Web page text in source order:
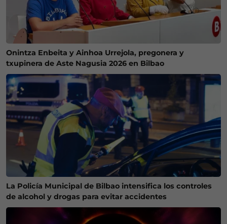
Onintza Enbeita y Ainhoa Urrejola, pregonera y
txupinera de Aste Nagusia 2026 en Bilbao
La Policía Municipal de Bilbao intensifica los controles
de alcohol y drogas para evitar accidentes